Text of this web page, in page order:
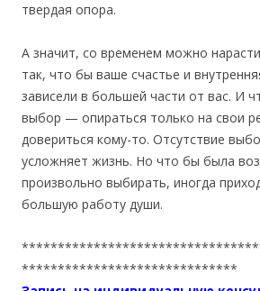
твердая опора.
А значит, со временем можно
так, что бы ваше счастье и
зависели в большей части от вас. И
выбор — опираться только на свои
довериться кому-то. Отсутствие
усложняет жизнь. Но что бы была
произвольно выбирать, иногда
большую работу души.
******************************